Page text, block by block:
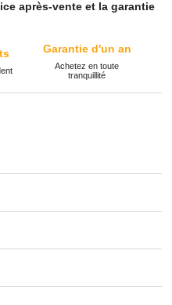
après-vente et la garantie
Garantie d'un an
Achetez en toute
tranquillité